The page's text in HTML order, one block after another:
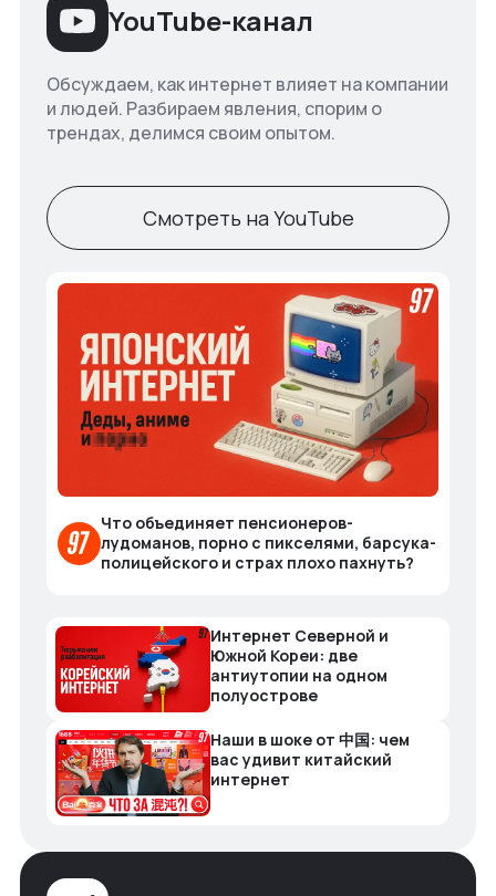
YouTube-канал
Обсуждаем, как интернет влияет на компании
и людей. Разбираем явления, спорим о
трендах, делимся своим опытом.
Смотреть на YouTube
Что объединяет пенсионеров-
лудоманов, порно с пикселями, барсука-
полицейского и страх плохо пахнуть?
Интернет Северной и
Южной Кореи: две
антиутопии на одном
полуострове
Наши в шоке от 中国: чем
вас удивит китайский
интернет